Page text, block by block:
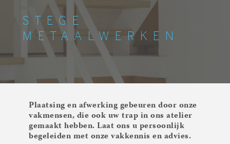
Plaatsing en afwerking gebeuren door onze
vakmensen, die ook uw trap in ons atelier
gemaakt hebben. Laat ons u persoonlijk
begeleiden met onze vakkennis en advies.
STEGE
METAALWERKEN